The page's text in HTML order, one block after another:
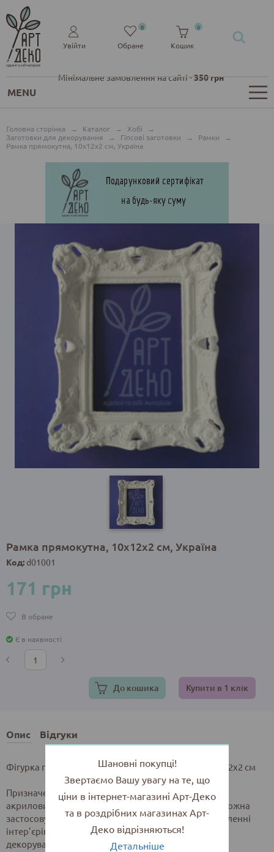
Мінімальне замовлення на сайті -350 грн
Увійти Обране
0
Кошик
0
MENU
Головна сторінка → Каталог → Хобі
→
Заготовки для декорування
→ Гіпсові заготовки → Рамки
→
Рамка прямокутна, 10х12х2 см, Україна
Рамка прямокутна, 10х12х2 см, Україна
Код:d01001
171 грн
В обране
Є в наявності
До кошика Купити в 1 клік
Опис Відгуки
Фігурка гіпсова "Рамка прямокутна" розміром 10х12х2 см
Призначена для розфарбовування гуашевими та
акриловими фарбами, декорування, зістарення. Можна
застосовувати, як декоративний елемент, в оформленні
інтер’єрів приміщень, а також для оформлення та
декорування фотографій.
Шановні покупці!
Звертаємо Вашу увагу на те, що
ціни в інтернет-магазині Арт-Деко
та в роздрібних магазинах Арт-
Деко відрізняються!
Детальніше